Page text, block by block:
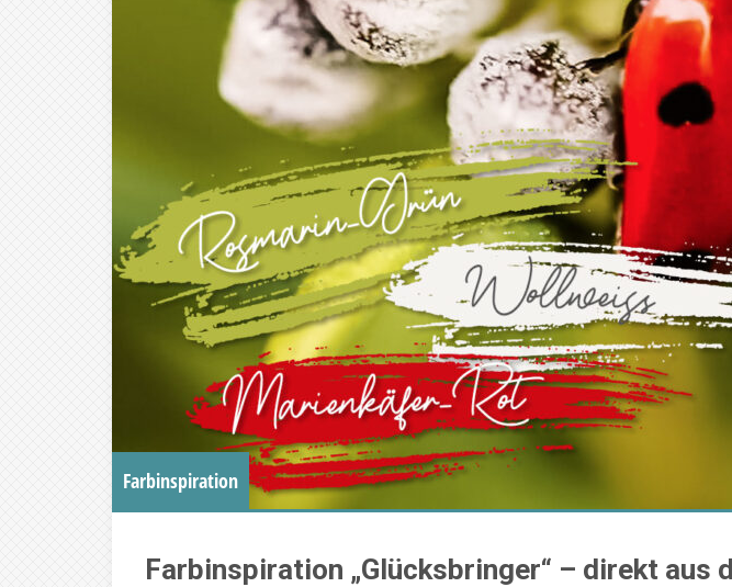
Farbinspiration
Farbinspiration „Glücksbringer“ – direkt aus